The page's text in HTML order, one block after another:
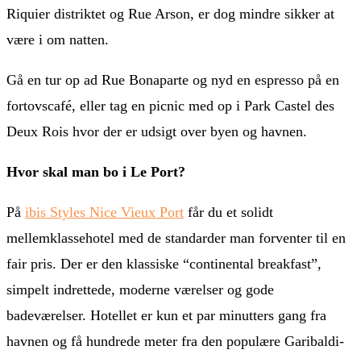
Riquier distriktet og Rue Arson, er dog mindre sikker at
være i om natten.
Gå en tur op ad Rue Bonaparte og nyd en espresso på en
fortovscafé, eller tag en picnic med op i Park Castel des
Deux Rois hvor der er udsigt over byen og havnen.
Hvor skal man bo i Le Port?
På ibis Styles Nice Vieux Port får du et solidt
mellemklassehotel med de standarder man forventer til en
fair pris. Der er den klassiske “continental breakfast”,
simpelt indrettede, moderne værelser og gode
badeværelser. Hotellet er kun et par minutters gang fra
havnen og få hundrede meter fra den populære Garibaldi-